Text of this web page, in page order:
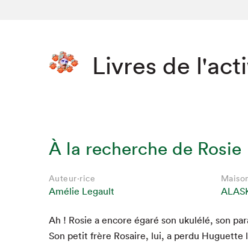
Que
Livres de
À la recherche de Rosie
Auteur·rice
Amélie Legault
Ah ! Rosie a encore égaré son ukulélé, son
Son petit frère Rosaire, lui, a per­du